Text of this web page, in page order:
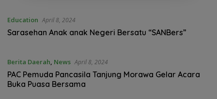
Education April 8, 2024
Sarasehan Anak anak Negeri Bersatu “SANBers”
Berita Daerah, News April 8, 2024
PAC Pemuda Pancasila Tanjung Morawa Gelar Acara
Buka Puasa Bersama